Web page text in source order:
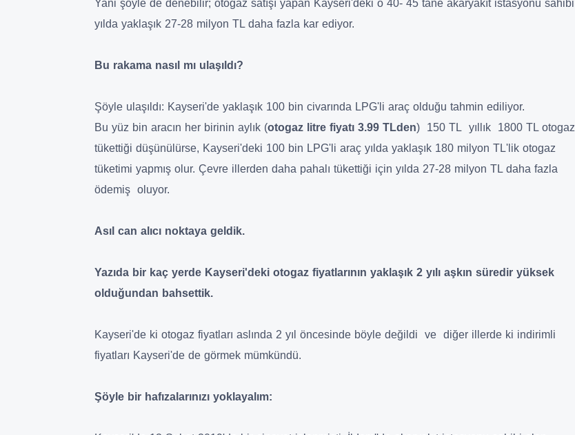
Yani şöyle de denebilir; otogaz satışı yapan Kayseri'deki o 40- 45 tane akaryakıt istasyonu sahibi
yılda yaklaşık 27-28 milyon TL daha fazla kar ediyor.
Bu rakama nasıl mı ulaşıldı?
Şöyle ulaşıldı: Kayseri'de yaklaşık 100 bin civarında LPG'li araç olduğu tahmin ediliyor.
Bu yüz bin aracın her birinin aylık (otogaz litre fiyatı 3.99 TLden) 150 TL yıllık 1800 TL otogaz
tükettiği düşünülürse, Kayseri'deki 100 bin LPG'li araç yılda yaklaşık 180 milyon TL'lik otogaz
tüketimi yapmış olur. Çevre illerden daha pahalı tükettiği için yılda 27-28 milyon TL daha fazla
ödemiş oluyor.
Asıl can alıcı noktaya geldik.
Yazıda bir kaç yerde Kayseri'deki otogaz fiyatlarının yaklaşık 2 yılı aşkın süredir yüksek
olduğundan bahsettik.
Kayseri'de ki otogaz fiyatları aslında 2 yıl öncesinde böyle değildi ve diğer illerde ki indirimli
fiyatları Kayseri'de de görmek mümkündü.
Şöyle bir hafızalarınızı yoklayalım: